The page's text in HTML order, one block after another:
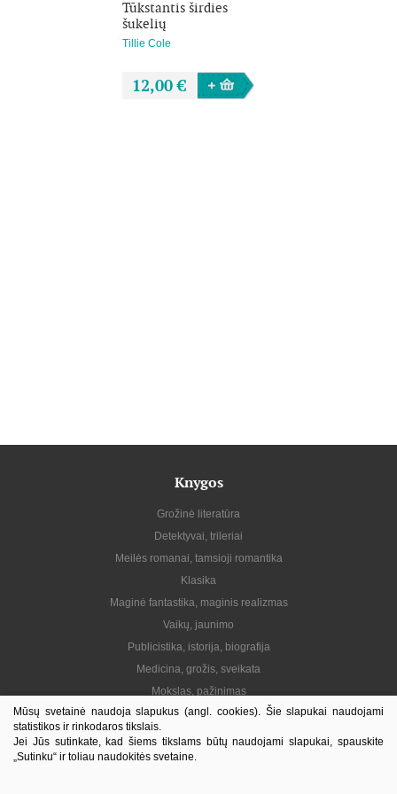
Tūkstantis širdies
šukelių
Tillie Cole
12,00 €
Knygos
Grožinė literatūra
Detektyvai, trileriai
Meilės romanai, tamsioji romantika
Klasika
Maginė fantastika, maginis realizmas
Vaikų, jaunimo
Publicistika, istorija, biografija
Medicina, grožis, sveikata
Mokslas, pažinimas
Praktinė, gyvenimo būdas
Lietuvių autoriai
El. knygos
Mūsų svetainė naudoja slapukus (angl. cookies). Šie slapukai naudojami
statistikos ir rinkodaros tikslais.
Jei Jūs sutinkate, kad šiems tikslams būtų naudojami slapukai, spauskite
„Sutinku“ ir toliau naudokitės svetaine.